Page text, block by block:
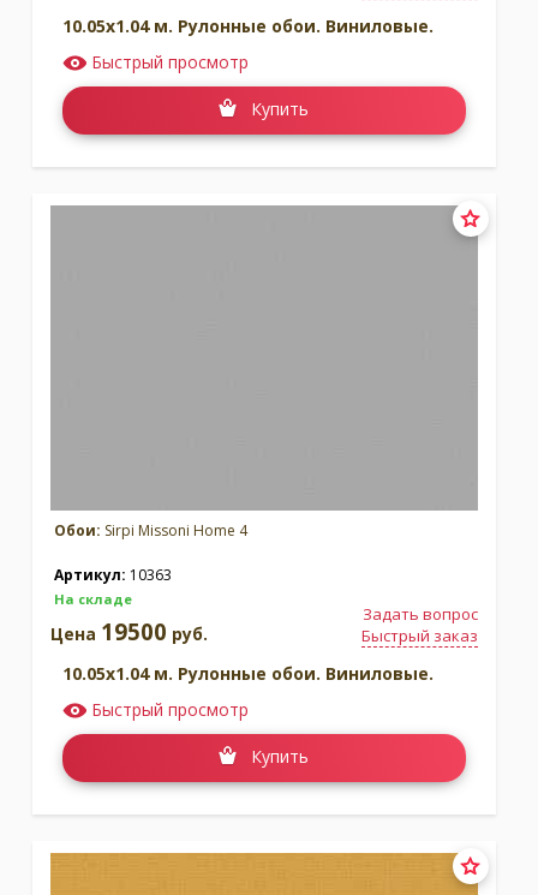
10.05x1.04 м. Рулонные обои. Виниловые.
Быстрый просмотр
Купить
Обои: Sirpi Missoni Home 4
Артикул: 10363
На складе
Задать вопрос
Быстрый заказ
Цена 19500 руб.
10.05x1.04 м. Рулонные обои. Виниловые.
Быстрый просмотр
Купить